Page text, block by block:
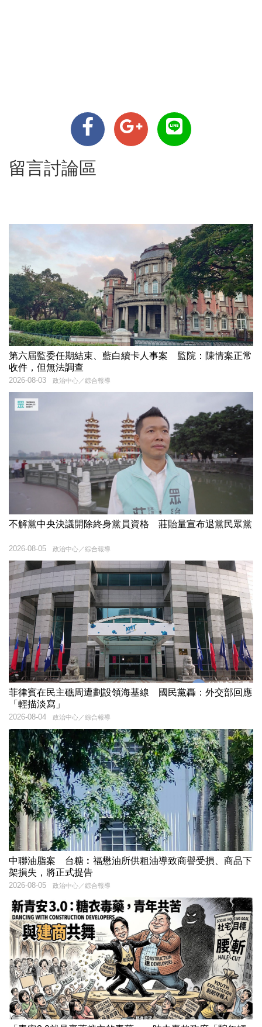
留言討論區
第六屆監委任期結束、藍白續卡人事案 監院：陳情案正常
收件，但無法調查
政治中心／綜合報導
2026-08-03
不解黨中央決議開除終身黨員資格 莊貽量宣布退黨民眾黨
政治中心／綜合報導
2026-08-05
菲律賓在民主礁周遭劃設領海基線 國民黨轟：外交部回應
「輕描淡寫」
政治中心／綜合報導
2026-08-04
中聯油脂案 台糖︰福懋油所供粗油導致商譽受損、商品下
架損失，將正式提告
政治中心／綜合報導
2026-08-05